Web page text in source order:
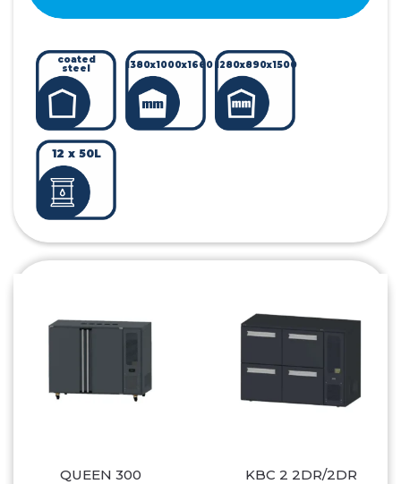
coated
steel 1380x1000x16601280x890x1500
12 x 50L
QUEEN 300 KBC 2 2DR/2DR